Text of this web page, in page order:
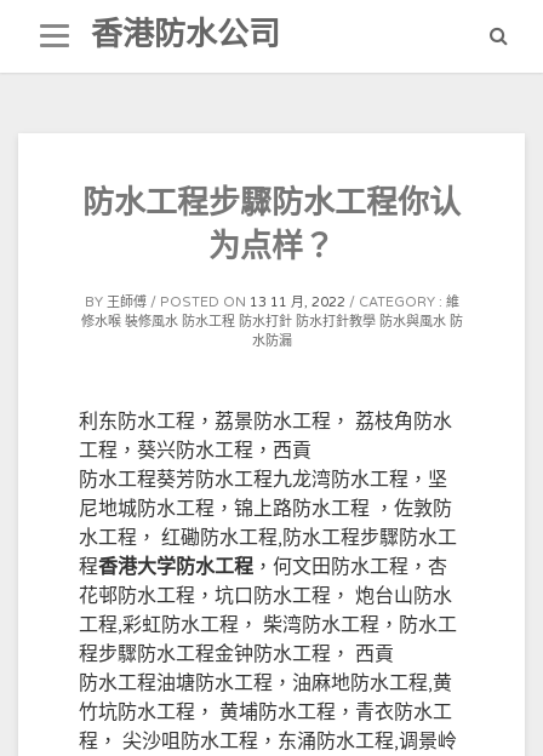
content
香港防水公司
防水工程步驟防水工程你认
为点样？
BY 王師傅 POSTED ON 13 11 月, 2022 CATEGORY : 維
修水喉 裝修風水 防水工程 防水打針 防水打針教學 防水與風水 防
水防漏
利东防水工程，荔景防水工程， 荔枝角防水
工程，葵兴防水工程，西貢
防水工程葵芳防水工程九龙湾防水工程，坚
尼地城防水工程，锦上路防水工程 ，佐敦防
水工程， 红磡防水工程,防水工程步驟防水工
程香港大学防水工程 ，何文田防水工程，杏
花邨防水工程，坑口防水工程， 炮台山防水
工程,彩虹防水工程， 柴湾防水工程，防水工
程步驟防水工程金钟防水工程， 西貢
防水工程油塘防水工程，油麻地防水工程,黄
竹坑防水工程， 黄埔防水工程，青衣防水工
程， 尖沙咀防水工程，东涌防水工程,调景岭